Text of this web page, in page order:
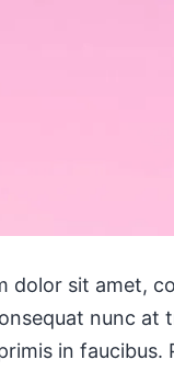
dolor sit amet,
nunc at
in faucibus.